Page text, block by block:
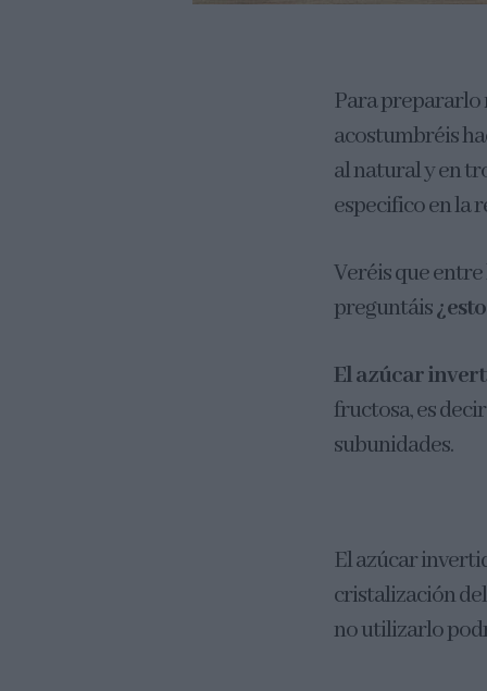
Para prepararlo
acostumbréis
al natural y en
especifico en la
Veréis que
preguntáis
El azúcar
fructosa, es
subunidades.
El azúcar
cristalización
no utilizarlo